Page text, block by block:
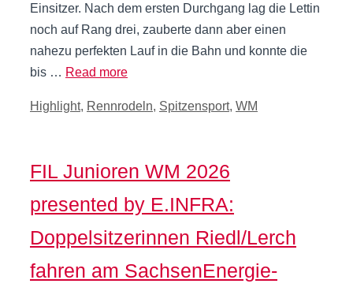
Einsitzer. Nach dem ersten Durchgang lag die Lettin
noch auf Rang drei, zauberte dann aber einen
nahezu perfekten Lauf in die Bahn und konnte die
bis … Read more
Kategorien
Highlight, Rennrodeln, Spitzensport, WM
FIL Junioren WM 2026
presented by E.INFRA:
Doppelsitzerinnen Riedl/Lerch
fahren am SachsenEnergie-